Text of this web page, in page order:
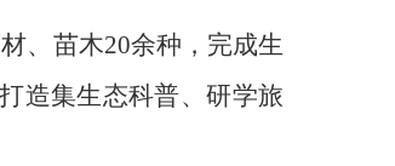
、苗木20余种，完成生
造集生态科普、研学旅